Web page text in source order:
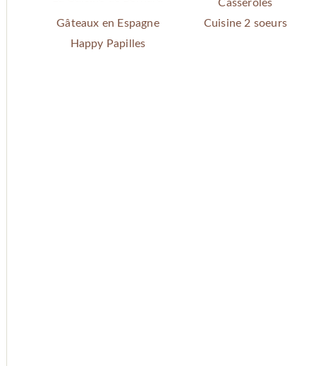
Casseroles
Gâteaux en Espagne
Cuisine 2 soeurs
Happy Papilles